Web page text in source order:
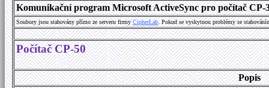
Komunikační program Microsoft ActiveSync pro počítač CP-
Soubory jsou stahovány přímo ze serveru firmyCipherLab. Pokud se vyskytnou problémy se
Počítač CP-50
Popis